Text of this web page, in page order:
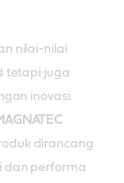
nilai-nilai
tetapi juga
inovasi
dirancang
dan performa